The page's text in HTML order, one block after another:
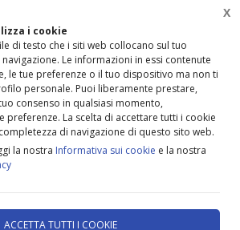
i cookie
di testo che i siti web collocano sul tuo
Le informazioni in essi contenute
le tue preferenze o il tuo dispositivo ma non ti
personale. Puoi liberamente prestare,
consenso in qualsiasi momento,
preferenze. La scelta di accettare tutti i cookie
di navigazione di questo sito web.
la nostra Informativa sui cookie e la nostra
ACCETTA TUTTI I COOKIE
X